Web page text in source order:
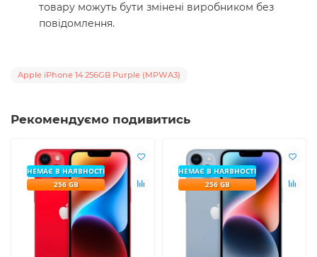
товару можуть бути змінені виробником без
повідомлення.
Apple iPhone 14 256GB Purple (MPWA3)
Рекомендуємо подивитись
НЕМАЄ В НАЯВНОСТІ
256 GB
НЕМАЄ В НАЯВНОСТІ
256 GB